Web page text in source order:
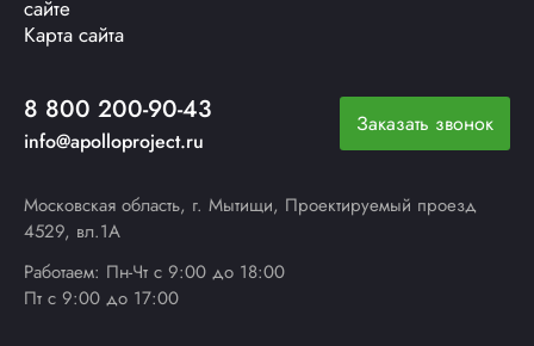
сайте
Карта сайта
8 800 200-90-43
info@apolloproject.ru
Заказать звонок
Московская область, г. Мытищи, Проектируемый проезд
4529, вл.1А
Работаем: Пн-Чт с 9:00 до 18:00
Пт с 9:00 до 17:00